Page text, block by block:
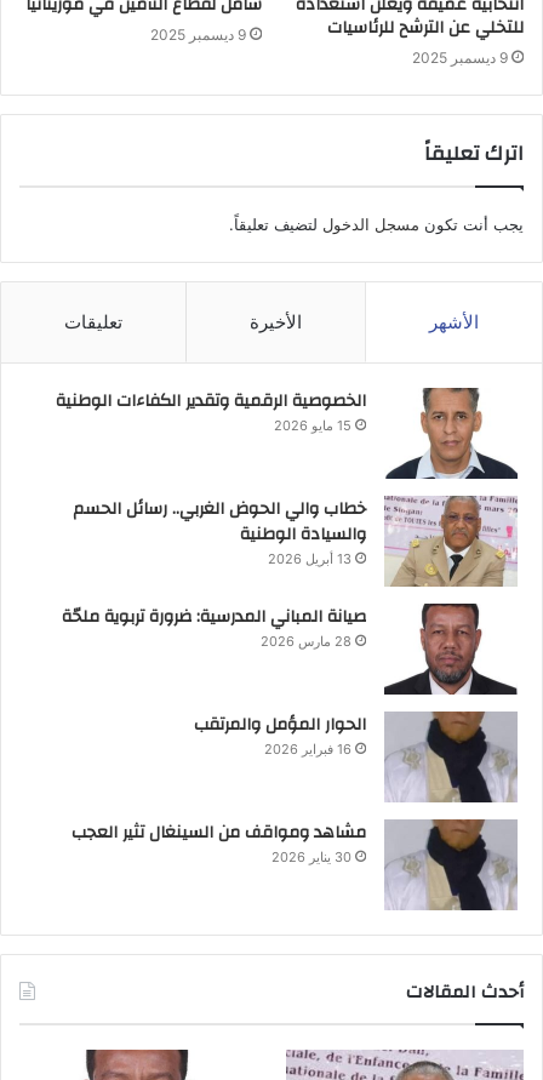
للتخلي عن الترشح للرئاسيات
9 ديسمبر 2025
9 ديسمبر 2025
اترك تعليقاً
يجب أنت تكون مسجل الدخول لتضيف تعليقاً.
الأشهر الأخيرة تعليقات
الخصوصية الرقمية وتقدير الكفاءات الوطنية
15 مايو 2026
خطاب والي الحوض الغربي.. رسائل الحسم
والسيادة الوطنية
13 أبريل 2026
صيانة المباني المدرسية: ضرورة تربوية ملحّة
28 مارس 2026
الحوار المؤمل والمرتقب
16 فبراير 2026
مشاهد ومواقف من السينغال تثير العجب
30 يناير 2026
أحدث المقالات